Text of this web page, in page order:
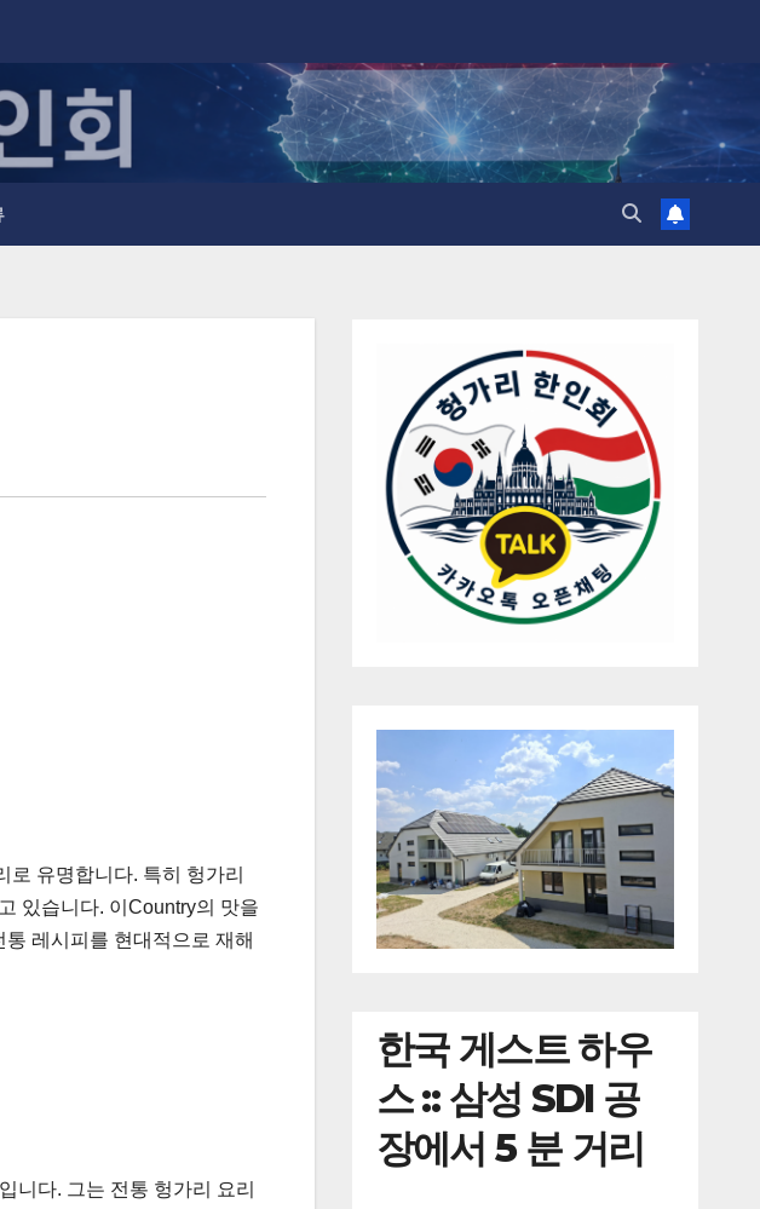
유명합니다. 특히 헝가리
있습니다. 이Country의 맛을
레시피를 현대적으로 재해
니다. 그는 전통 헝가리 요리
한국 게스트 하우
스 :: 삼성 SDI 공
장에서 5 분 거리